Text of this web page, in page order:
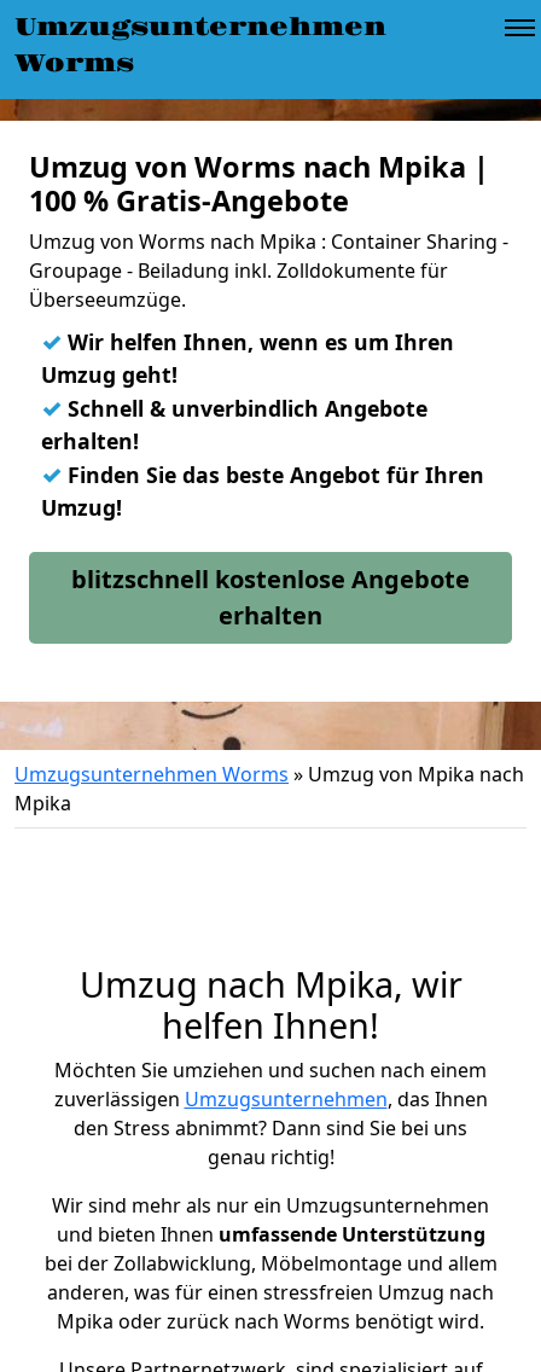
Umzugsunternehmen
Worms
Umzug von Worms nach Mpika |
100 % Gratis-Angebote
Umzug von Worms nach Mpika : Container Sharing -
Groupage - Beiladung inkl. Zolldokumente für
Überseeumzüge.
✓ Wir helfen Ihnen, wenn es um Ihren
Umzug geht!
✓ Schnell & unverbindlich Angebote
erhalten!
✓ Finden Sie das beste Angebot für Ihren
Umzug!
blitzschnell kostenlose Angebote
erhalten
Umzugsunternehmen Worms » Umzug von Mpika nach
Mpika
Umzug nach Mpika, wir
helfen Ihnen!
Möchten Sie umziehen und suchen nach einem
zuverlässigen Umzugsunternehmen, das Ihnen
den Stress abnimmt? Dann sind Sie bei uns
genau richtig!
Wir sind mehr als nur ein Umzugsunternehmen
und bieten Ihnen umfassende Unterstützung
bei der Zollabwicklung, Möbelmontage und allem
anderen, was für einen stressfreien Umzug nach
Mpika oder zurück nach Worms benötigt wird.